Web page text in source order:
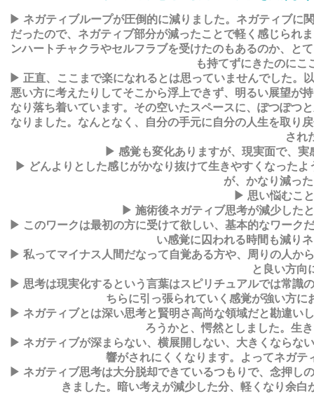
▶ ネガティブループが圧倒的に減りました。ネガティブに
だったので、ネガティブ部分が減ったことで軽く感じられ
ンハートチャクラやセルフラブを受けたのもあるのか、と
も持てずにきたのにこ
▶ 正直、ここまで楽になれるとは思っていませんでした。
悪い方に考えたりしてそこから浮上できず、明るい展望が
なり落ち着いています。その空いたスペースに、ぽつぽつ
なりました。なんとなく、自分の手元に自分の人生を取り
され
▶ 感覚も変化ありますが、現実面で、
▶ どんよりとした感じがかなり抜けて生きやすくなった
が、かなり減っ
▶ 思い悩むこ
▶ 施術後ネガティブ思考が減少した
▶ このワークは最初の方に受けて欲しい、基本的なワーク
い感覚に囚われる時間も減り
▶ 私ってマイナス人間だなって自覚ある方や、周りの人か
と良い方向
▶ 思考は現実化するという言葉はスピリチュアルでは常識
ちらに引っ張られていく感覚が強い方
▶ ネガティブとは深い思考と賢明さ高尚な領域だと勘違い
ろうかと、愕然としました。生
▶ ネガティブが深まらない、横展開しない、大きくならな
響がされにくくなります。よってネガ
▶ ネガティブ思考は大分脱却できているつもりで、念押し
きました。暗い考えが減少した分、軽くなり余